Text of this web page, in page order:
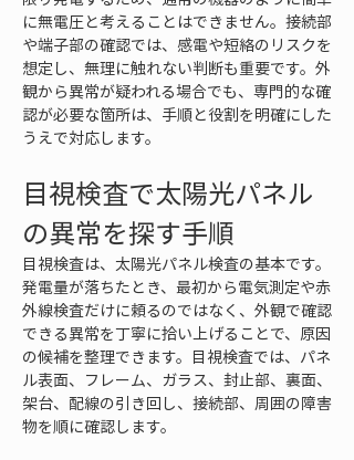
に無電圧と考えることはできません。接続部
や端子部の確認では、感電や短絡のリスクを
想定し、無理に触れない判断も重要です。外
観から異常が疑われる場合でも、専門的な確
認が必要な箇所は、手順と役割を明確にした
うえで対応します。
目視検査で太陽光パネル
の異常を探す手順
目視検査は、太陽光パネル検査の基本です。
発電量が落ちたとき、最初から電気測定や赤
外線検査だけに頼るのではなく、外観で確認
できる異常を丁寧に拾い上げることで、原因
の候補を整理できます。目視検査では、パネ
ル表面、フレーム、ガラス、封止部、裏面、
架台、配線の引き回し、接続部、周囲の障害
物を順に確認します。